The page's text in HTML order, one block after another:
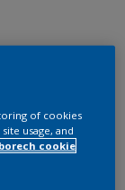
of cookies
usage, and
cookie